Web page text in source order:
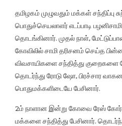
தமிழகம் முழுவதும் மக்கள் சந்திப்பு
பொதுச்செயலாளர் எடப்பாடி
தொடங்கினார். முதல் நாள்,
கோவிலில் சாமி தரிசனம் செய்த
விவசாயிகளை சந்தித்து
தொடர்ந்து ரோடு ஷோ, பிரச்சார
பொதுமக்களிடையே பேசினார்.
2ம் நாளான இன்று கோவை ரேஸ்
மக்களை சந்தித்து பேசினார்.